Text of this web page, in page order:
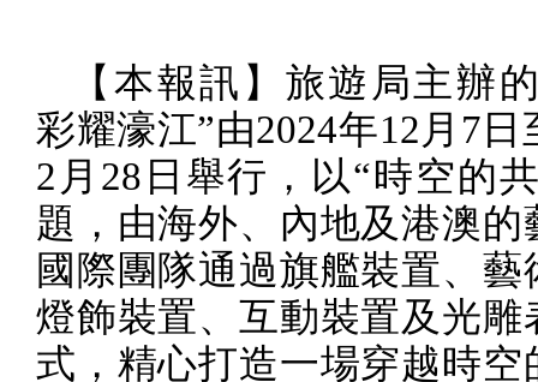
【本報訊】旅遊局主辦
彩耀濠江”由2024年12 月 7 日
2 月 28 日舉行，以“時空的
題，由海外、內地及港澳的
國際團隊通過旗艦裝置、藝
燈飾裝置、互動裝置及光雕
式，精心打造一場穿越時空